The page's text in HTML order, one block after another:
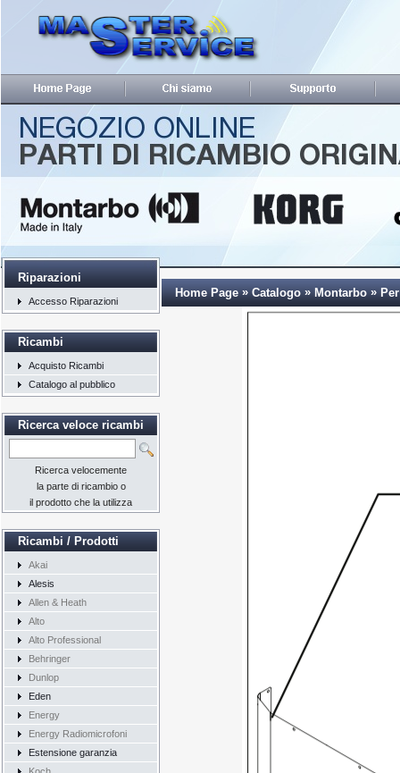
Riparazioni
Accesso Riparazioni
Ricambi
Acquisto Ricambi
Catalogo al pubblico
Ricerca veloce ricambi
Ricerca velocemente
la parte di ricambio o
il prodotto che la utilizza
Ricambi / Prodotti
Akai
Alesis
Allen & Heath
Alto
Alto Professional
Behringer
Dunlop
Eden
Energy
Energy Radiomicrofoni
Estensione garanzia
Home Page»Catalogo»Montarbo»